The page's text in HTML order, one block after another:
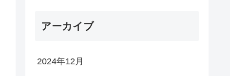
アーカイブ
2024年12月